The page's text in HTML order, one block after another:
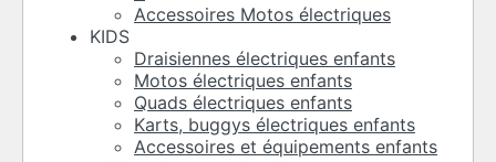
Accessoires Motos électriques
KIDS
Draisiennes électriques enfants
Motos électriques enfants
Quads électriques enfants
Karts, buggys électriques enfants
Accessoires et équipements enfants